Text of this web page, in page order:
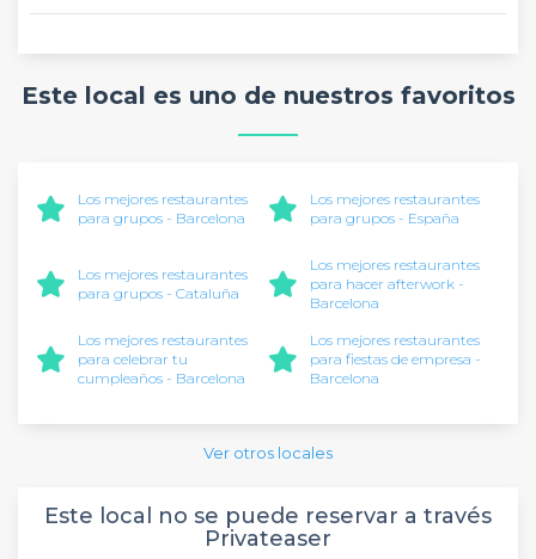
Este local es uno de nuestros favoritos
Los mejores restaurantes
para grupos - Barcelona
Los mejores restaurantes
para grupos - España
Los mejores restaurantes
para grupos - Cataluña
Los mejores restaurantes
para hacer afterwork -
Barcelona
Los mejores restaurantes
para celebrar tu
cumpleaños - Barcelona
Los mejores restaurantes
para fiestas de empresa -
Barcelona
Ver otros locales
Este local no se puede reservar a través
Privateaser